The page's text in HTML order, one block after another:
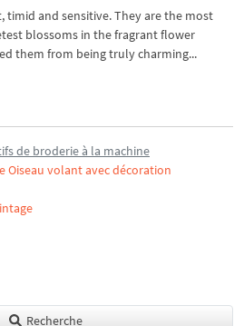
timid and sensitive. They are the most
blossoms in the fragrant flower
them from being truly charming...
de broderie à la machine
Oiseau volant avec décoration
Recherche